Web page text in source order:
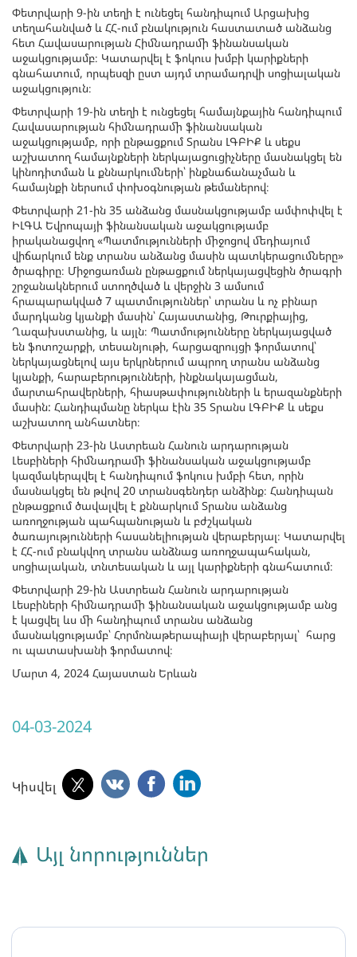
Փետրվարի 9-ին տեղի է ունեցել հանդիպում Արցախից
տեղահանված և ՀՀ-ում բնակություն հաստատած անձանց
հետ Հավասարության Հիմնադրամի ֆինանսական
աջակցությամբ։ Կատարվել է ֆոկուս խմբի կարիքների
գնահատում, որպեսզի ըստ այդմ տրամադրվի սոցիալական
աջակցություն։
Փետրվարի 19-ին տեղի է ունցեցել համայնքային հանդիպում
Հավասարության հիմնադրամի ֆինանսական
աջակցությամբ, որի ընթացքում Տրանս ԼԳԲԻՔ և սեքս
աշխատող համայնքների ներկայացուցիչները մասնակցել են
կինոդիտման և քննարկումների՝ ինքնաճանաչման և
համայնքի ներսում փոխօգնության թեմաներով։
Փետրվարի 21-ին 35 անձանց մասնակցությամբ ամփոփվել է
ԻԼԳԱ Եվրոպայի ֆինանսական աջակցությամբ
իրականացվող «Պատմությունների միջոցով մեդիայում
վիճարկում ենք տրանս անձանց մասին պատկերացումները»
ծրագիրը։ Միջոցառման ընթացքում ներկայացվեցին ծրագրի
շրջանակներում ստողծված և վերջին 3 ամսում
հրապարակված 7 պատմություններ՝ տրանս և ոչ բինար
մարդկանց կյանքի մասին՝ Հայաստանից, Թուրքիայից,
Ղազախստանից, և այլն։ Պատմությունները ներկայացված
են ֆոտոշարքի, տեսանյութի, հարցազրույցի ֆորմատով՝
ներկայացնելով այս երկրներում ապրող տրանս անձանց
կյանքի, հարաբերությունների, ինքնակայացման,
մարտահրավերների, հիասթափությունների և երազանքների
մասին: Հանդիպմանը ներկա էին 35 Տրանս ԼԳԲԻՔ և սեքս
աշխատող անհատներ։
Փետրվարի 23-ին Աստրեան Հանուն արդարության
Լեսբիների հիմնադրամի ֆինանսական աջակցությամբ
կազմակերպվել է հանդիպում ֆոկուս խմբի հետ, որին
մասնակցել են թվով 20 տրանսգենդեր անձինք։ Հանդիպան
ընթացքում ծավալվել է քննարկում Տրանս անձանց
առողջության պահպանության և բժշկական
ծառայությունների հասանելիության վերաբերյալ։ Կատարվել
է ՀՀ-ում բնակվող տրանս անձնաց առողջապահական,
սոցիալական, տնտեսական և այլ կարիքների գնահատում։
Փետրվարի 29-ին Աստրեան Հանուն արդարության
Լեսբիների հիմնադրամի ֆինանսական աջակցությամբ անց
է կացվել ևս մի հանդիպում տրանս անձանց
մասնակցությամբ՝ Հորմոնաթերապիայի վերաբերյալ՝ հարց
ու պատասխանի ֆորմատով։
Մարտ 4, 2024 Հայաստան Երևան
04-03-2024
Կիսվել
Այլ նորություններ